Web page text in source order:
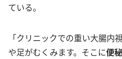
ている。
「クリニックでの重い大腸内
や足がむくみます。そこに便